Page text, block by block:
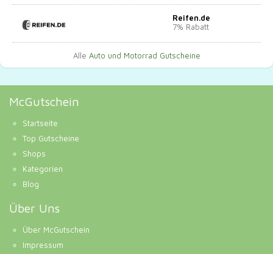
Reifen.de
7% Rabatt
Alle Auto und Motorrad Gutscheine
McGutschein
Startseite
Top Gutscheine
Shops
Kategorien
Blog
Über Uns
Über McGutschein
Impressum